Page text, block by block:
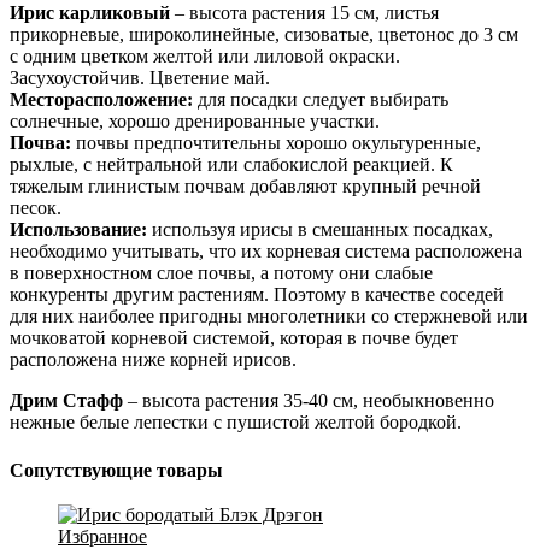
Ирис карликовый – высота растения 15 см, листья
прикорневые, широколинейные, сизоватые, цветонос до 3 см
с одним цветком желтой или лиловой окраски.
Засухоустойчив. Цветение май.
Месторасположение: для посадки следует выбирать
солнечные, хорошо дренированные участки.
Почва: почвы предпочтительны хорошо окультуренные,
рыхлые, с нейтральной или слабокислой реакцией. К
тяжелым глинистым почвам добавляют крупный речной
песок.
Использование: используя ирисы в смешанных посадках,
необходимо учитывать, что их корневая система расположена
в поверхностном слое почвы, а потому они слабые
конкуренты другим растениям. Поэтому в качестве соседей
для них наиболее пригодны многолетники со стержневой или
мочковатой корневой системой, которая в почве будет
расположена ниже корней ирисов.
Дрим Стафф – высота растения 35-40 см, необыкновенно
нежные белые лепестки с пушистой желтой бородкой.
Сопутствующие товары
Избранное